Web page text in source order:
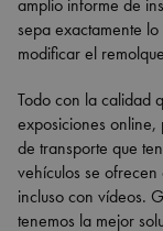
amplio informe de
sepa exactamente
modificar el
Todo con la calidad
exposiciones online,
de transporte que
vehículos se
incluso con vídeos.
tenemos la mejor